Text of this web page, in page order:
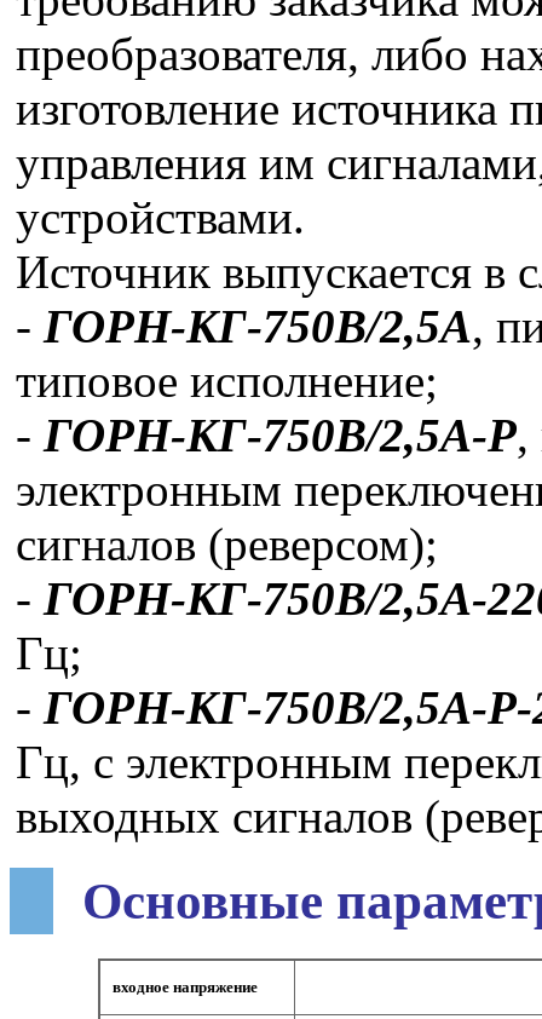
преобразователя, либо
изготовление источника
управления им
устройствами.
Источник выпускается
- ГОРН-КГ-750В/2,5А,
типовое исполнение;
- ГОРН-КГ-750В/2,5А-Р,
электронным
сигналов (реверсом);
- ГОРН-КГ-750В/2,5А-
Гц;
- ГОРН-КГ-750В/2,5А-Р-
Гц, с электронным
выходных сигналов
Основные
входное напряжение